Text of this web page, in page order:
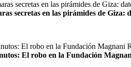
secretas en las pirámides de Giza:
El robo en la Fundación